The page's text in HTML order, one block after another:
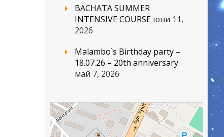
BACHATA SUMMER
INTENSIVE COURSE юни 11,
2026
Malambo`s Birthday party –
18.07.26 – 20th anniversary
май 7, 2026